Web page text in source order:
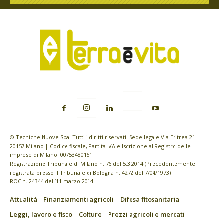
© Tecniche Nuove Spa. Tutti i diritti riservati. Sede legale Via Eritrea 21 -
20157 Milano | Codice fiscale, Partita IVA e Iscrizione al Registro delle
imprese di Milano: 00753480151
Registrazione Tribunale di Milano n. 76 del 5.3.2014 (Precedentemente
registrata presso il Tribunale di Bologna n. 4272 del 7/04/1973)
ROC n. 24344 dell’11 marzo 2014
Attualità Finanziamenti agricoli
Difesa fitosanitaria
Leggi, lavoro e fisco
Colture
Prezzi agricoli e mercati